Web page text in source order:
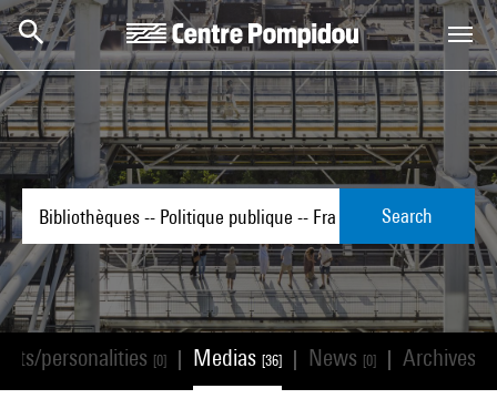
Skip to main content
Centre Pompidou
Search
personalities [0] Medias [36] News [0] Archives